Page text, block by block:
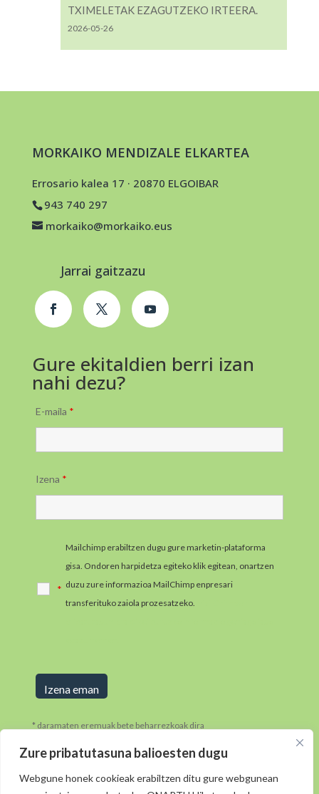
Zure pribatutasuna balioesten dugu
Webgune honek cookieak erabiltzen ditu gure webgunean
TXIMELETAK EZAGUTZEKO IRTEERA.
2026-05-26
MORKAIKO MENDIZALE ELKARTEA
Errosario kalea 17 · 20870 ELGOIBAR
943 740 297
morkaiko@morkaiko.eus
Jarrai gaitzazu
Gure ekitaldien berri izan
nahi dezu?
* daramaten eremuak bete beharrezkoak dira
E-maila *
Izena *
*
Mailchimp erabiltzen dugu gure marketin-plataforma
gisa. Ondoren harpidetza egiteko klik egitean, onartzen
duzu zure informazioa MailChimp enpresari
transferituko zaiola prozesatzeko.